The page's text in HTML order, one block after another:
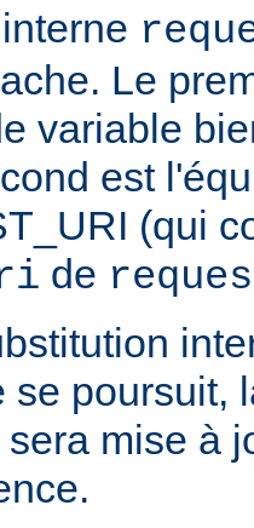
Le
variable
est
(qui
de
se poursuit,
mise à